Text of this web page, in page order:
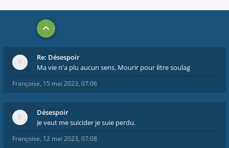
Re: Désespoir
Ma vie n'a plu aucun sens. Mourir pour être soulag
Françoise, 15 mai 2023, 07:06
Désespoir
Je veut me suicider je suie perdu.
Françoise, 12 mai 2023, 07:08